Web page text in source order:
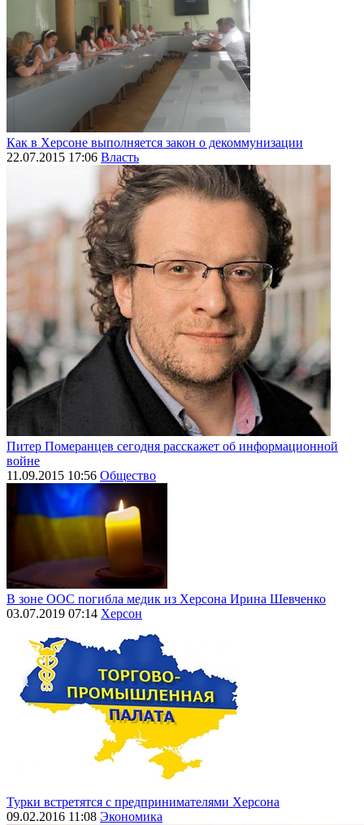
Как в Херсоне выполняется закон о декоммунизации
22.07.2015 17:06 Власть
Питер Померанцев сегодня расскажет об информационной
войне
11.09.2015 10:56 Общество
В зоне ООС погибла медик из Херсона Ирина Шевченко
03.07.2019 07:14 Херсон
Турки встретятся с предпринимателями Херсона
09.02.2016 11:08 Экономика